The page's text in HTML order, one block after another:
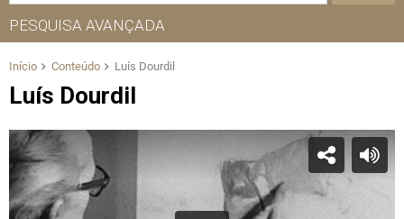
PESQUISA AVANÇADA
Início Conteúdo Luís Dourdil
Luís Dourdil